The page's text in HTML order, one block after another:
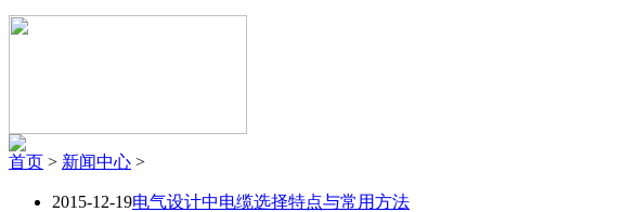
首页 > 新闻中心 >
2015-12-19电气设计中电缆选择特点与常用方法